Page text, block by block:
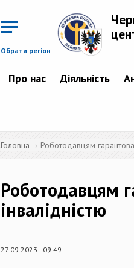
Обрати регіон
Про нас Діяльність
Головна Роботодавцям
Роботодавцям
інвалідністю
27.09.2023 | 09:49